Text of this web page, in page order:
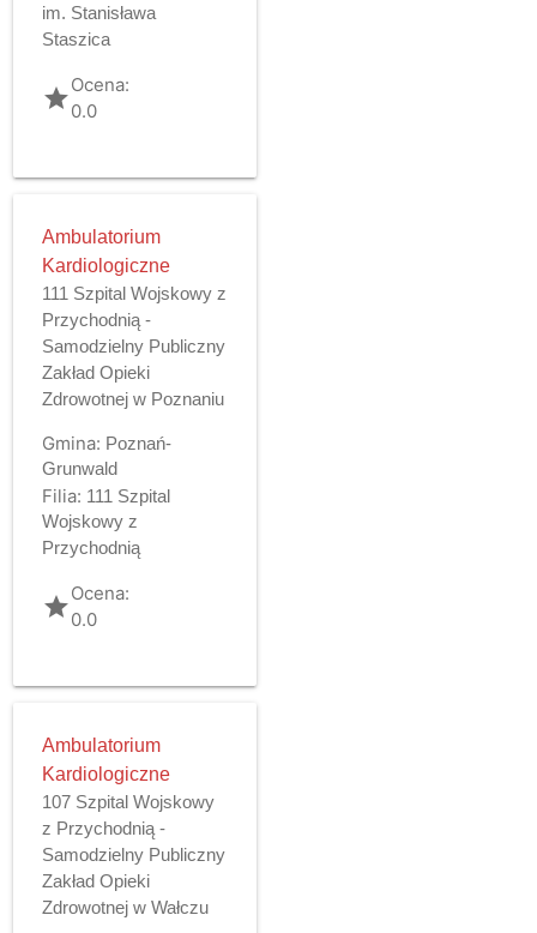
im. Stanisława
Staszica
gradeOcena:
0.0
Ambulatorium
Kardiologiczne
111 Szpital Wojskowy z
Przychodnią -
Samodzielny Publiczny
Zakład Opieki
Zdrowotnej w Poznaniu
Gmina: Poznań-
Grunwald
Filia: 111 Szpital
Wojskowy z
Przychodnią
gradeOcena:
0.0
Ambulatorium
Kardiologiczne
107 Szpital Wojskowy
z Przychodnią -
Samodzielny Publiczny
Zakład Opieki
Zdrowotnej w Wałczu